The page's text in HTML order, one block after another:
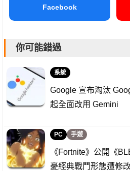
Facebook
你可能錯過
系統
Google 宣布淘汰
起全面改用 Gemini
PC 手遊
《Fortnite》公開《
憂經典戰鬥形態遭修